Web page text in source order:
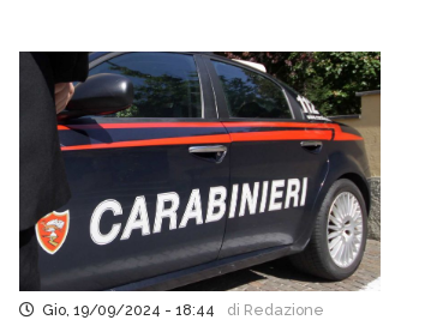
Gio, 19/09/2024 - 18:44 di Redazione